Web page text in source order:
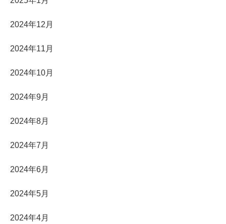
2024年12月
2024年11月
2024年10月
2024年9月
2024年8月
2024年7月
2024年6月
2024年5月
2024年4月